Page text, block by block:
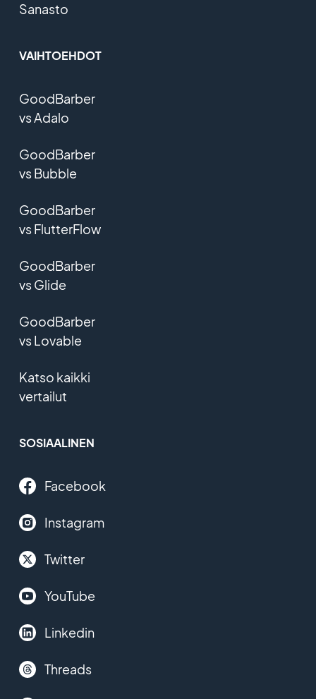
Sanasto
VAIHTOEHDOT
GoodBarber
vs Adalo
GoodBarber
vs Bubble
GoodBarber
vs FlutterFlow
GoodBarber
vs Glide
GoodBarber
vs Lovable
Katso kaikki
vertailut
SOSIAALINEN
Facebook
Instagram
Twitter
YouTube
Linkedin
Threads